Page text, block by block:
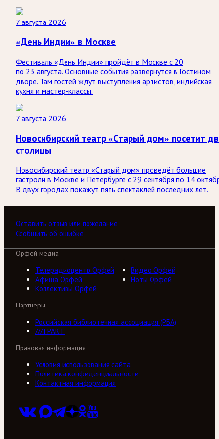
7 августа 2026
«День Индии» в Москве
Фестиваль «День Индии» пройдёт в Москве с 20
по 23 августа. Основные события развернутся в Гостином
дворе. Там гостей ждут выступления артистов, индийская
кухня и мастер-классы.
7 августа 2026
Новосибирский театр «Старый дом» посетит
столицы
Новосибирский театр «Старый дом» проведёт большие
гастроли в Москве и Петербурге с 29 сентября по 14
В двух городах покажут пять спектаклей последних лет.
Оставить отзыв или пожелание
Сообщить об ошибке
Орфей медиа
Телерадиоцентр Орфей
Видео Орфей
Афиша Орфей
Ноты Орфей
Коллективы Орфей
Партнеры
Российская библиотечная ассоциация (РБА)
///ТРАКТ
Правовая информация
Условия использования сайта
Политика конфиденциальности
Контактная информация